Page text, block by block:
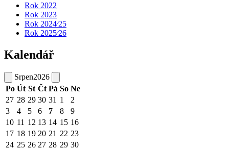
Rok 2022
Rok 2023
Rok 2024⁄25
Rok 2025⁄26
Kalendář
Srpen2026
Po Út St Čt Pá So Ne
27 28 29 30 31 1
2
3
4 5 6 7 8
9
10 11 12 13 14 15 16
17 18 19 20 21 22 23
24 25 26 27 28 29 30